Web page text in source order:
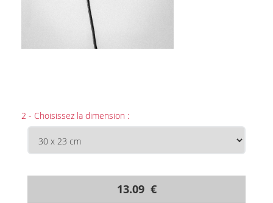
2 - Choisissez la dimension :
13.09 €